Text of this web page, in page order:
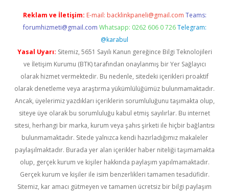
Reklam ve İletişim: E-mail: backlinkpaneli@gmail.com Teams:
forumhizmeti@gmail.com Whatsapp: 0262 606 0 726 Telegram:
@karabul
Yasal Uyarı: Sitemiz, 5651 Sayılı Kanun gereğince Bilgi Teknolojileri
ve İletişim Kurumu (BTK) tarafından onaylanmış bir Yer Sağlayıcı
olarak hizmet vermektedir. Bu nedenle, sitedeki içerikleri proaktif
olarak denetleme veya araştırma yükümlülüğümüz bulunmamaktadır.
Ancak, üyelerimiz yazdıkları içeriklerin sorumluluğunu taşımakta olup,
siteye üye olarak bu sorumluluğu kabul etmiş sayılırlar. Bu internet
sitesi, herhangi bir marka, kurum veya şahıs şirketi ile hiçbir bağlantısı
bulunmamaktadır. Sitede yalnızca kendi hazırladığımız makaleler
paylaşılmaktadır. Burada yer alan içerikler haber niteliği taşımamakta
olup, gerçek kurum ve kişiler hakkında paylaşım yapılmamaktadır.
Gerçek kurum ve kişiler ile isim benzerlikleri tamamen tesadüfidir.
Sitemiz, kar amacı gütmeyen ve tamamen ücretsiz bir bilgi paylaşım